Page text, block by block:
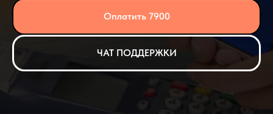
Оплатить 7900
ЧАТ ПОДДЕРЖКИ